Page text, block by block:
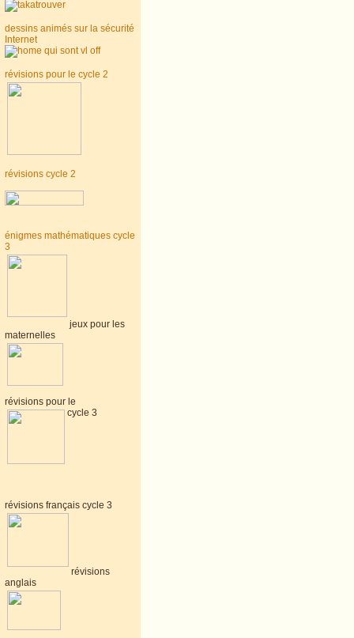
dessins animés sur la sécurité
Internet
révisions pour le cycle 2
révisions cycle 2
énigmes mathématiques cycle
3
jeux pour les
maternelles
révisions pour le
cycle 3
révisions français cycle 3
révisions
anglais